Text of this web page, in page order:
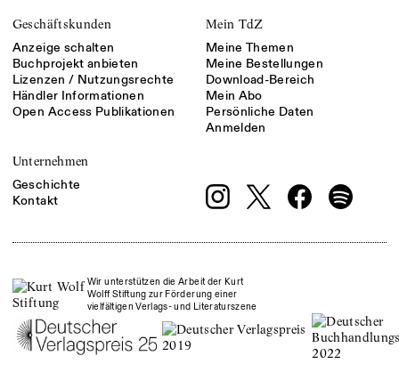
Geschäftskunden
Anzeige schalten
Buchprojekt anbieten
Lizenzen / Nutzungsrechte
Händler Informationen
Open Access Publikationen
Mein TdZ
Meine Themen
Meine Bestellungen
Download-Bereich
Mein Abo
Persönliche Daten
Anmelden
Unternehmen
Geschichte
Kontakt
Wir unterstützen die Arbeit der Kurt
Wolff Stiftung zur Förderung einer
vielfältigen Verlags- und Literaturszene